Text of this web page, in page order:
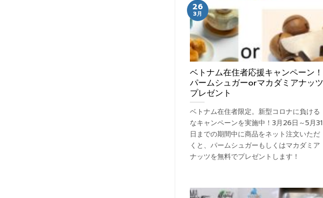
ベトナム在住者応援キャンペーン！
パームシュガーorマカダミアナッツ
プレゼント
ベトナム在住者限定。新型コロナに負ける
なキャンペーンを実施中！3月26日～5月31
日までの期間中に商品をネット注文いただ
くと、パームシュガーもしくはマカダミア
ナッツを無料でプレゼントします！
26
3月